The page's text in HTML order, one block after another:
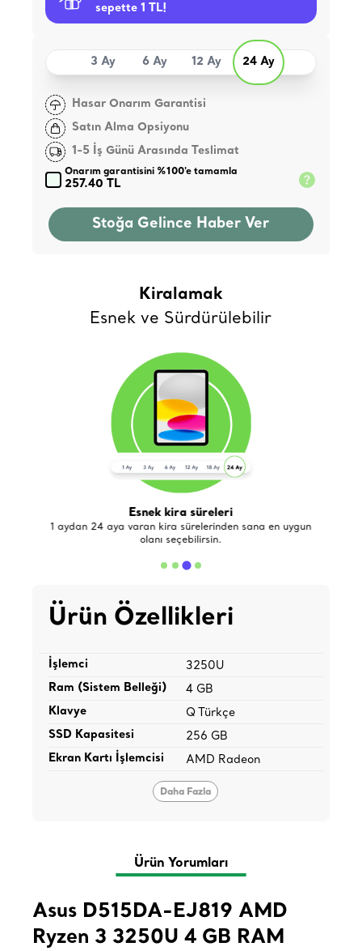
sepette 1 TL!
3 Ay 6 Ay 12 Ay 24 Ay
Hasar Onarım Garantisi
Satın Alma Opsiyonu
1-5 İş Günü Arasında Teslimat
Onarım garantisini %100'e tamamla
257.40 TL
Stoğa Gelince Haber Ver
Kiralamak
Esnek ve Sürdürülebilir
Esnek kira süreleri
1 aydan 24 aya varan kira sürelerinden sana en uygun
olanı seçebilirsin.
Ürün Özellikleri
İşlemci 3250U
Ram (Sistem Belleği) 4 GB
Klavye Q Türkçe
SSD Kapasitesi 256 GB
Ekran Kartı İşlemcisi AMD Radeon
Daha Fazla
Ürün Yorumları
Asus D515DA-EJ819 AMD
Ryzen 3 3250U 4 GB RAM